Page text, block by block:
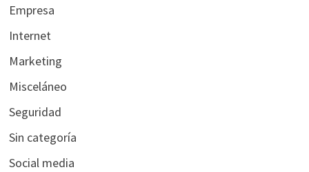
Empresa
Internet
Marketing
Misceláneo
Seguridad
Sin categoría
Social media